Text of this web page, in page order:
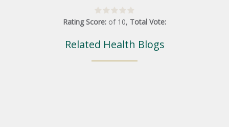
Rating Score: of 10, Total Vote:
Related Health Blogs